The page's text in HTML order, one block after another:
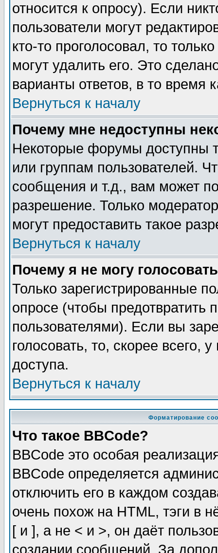
относится к опросу). Если
пользователи могут
кто-то проголосовал, то
могут удалить его. Это
варианты ответов, в то время
Вернуться к началу
Почему мне недоступны
Некоторые форумы доступны
или группам пользователей.
сообщения и т.д., вам может
разрешение. Только
могут предоставить такое
Вернуться к началу
Почему я не могу
Только зарегистрированные
опросе (чтобы предотвратить
пользователями). Если вы
голосовать, то, скорее всего,
доступа.
Вернуться к началу
Форматирование
Что такое BBCode?
BBCode это особая
BBCode определяется
отключить его в каждом
очень похож на HTML, тэги в
[ и ], а не < и >, он даёт
создании сообщений. За